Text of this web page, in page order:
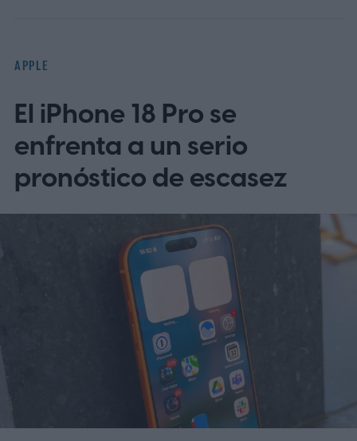
APPLE
El iPhone 18 Pro se
enfrenta a un serio
pronóstico de escasez